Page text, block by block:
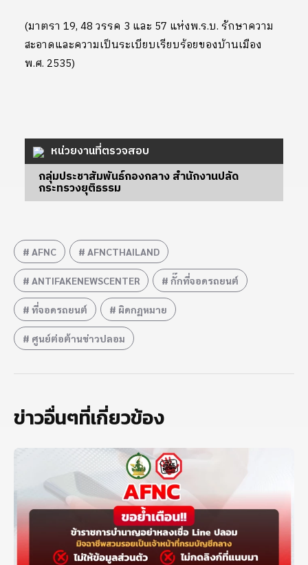
(มาตรา 19, 48 วรรค 3 และ 57 แห่งพ.ร.บ. รักษาความ
สะอาดและความเป็นระเบียบเรียบร้อยของบ้านเมือง
พ.ศ. 2535)
หน่วยงานที่ตรวจสอบ
กลุ่มประชาสัมพันธ์กองกลาง สำนักงานปลัด
กระทรวงยุติธรรม
AFNC AFNCTHAILAND
ANTIFAKENEWSCENTER กั๊กที่จอดรถยนต์
ที่จอดรถยนต์ ผิดกฏหมาย
ศูนย์ต่อต้านข่าวปลอม
ข่าวอื่นๆที่เกี่ยวข้อง